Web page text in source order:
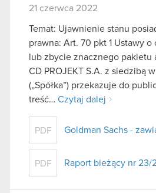
21 czerwca 2022
Temat: Ujawnienie stanu
prawna: Art. 70 pkt 1 Ustawy
lub zbycie znacznego pakietu
CD PROJEKT S.A. z siedzibą
(„Spółka”) przekazuje do
treść… Czytaj dalej
PDF Goldman Sachs -
PDF Raport bieżący nr 23/